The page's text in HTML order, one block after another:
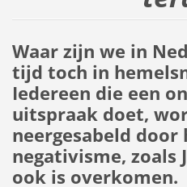
Waar zijn we in
tijd toch in
Iedereen die een
uitspraak doet,
neergesabeld
negativisme, zoals
ook is overkomen.